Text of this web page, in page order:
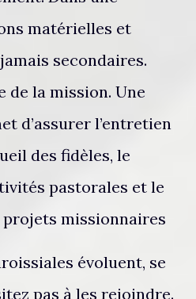
matérielles et
secondaires.
de la mission. Une
d’assurer l’entretien
des fidèles, le
pastorales et le
missionnaires
évoluent, se
pas à les rejoindre.